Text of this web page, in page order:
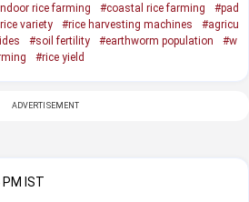
rice farming #coastal rice farming
#pad
variety #rice harvesting machines
#agricu
#soil fertility #earthworm population
#w
#rice yield
ADVERTISEMENT
PM IST